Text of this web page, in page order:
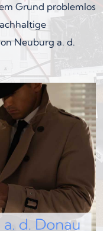
Grund problemlos
Neuburg a. d.